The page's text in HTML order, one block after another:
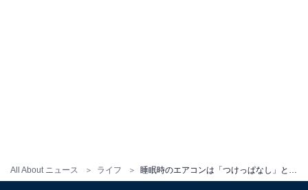
All About ニュース ライフ 睡眠時のエアコンは「つけっぱなし」と「小まめに消す」のでどちらが節電？【家電の専門家が解説】